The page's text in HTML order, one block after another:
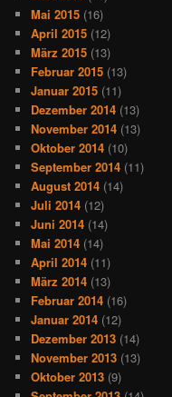
Mai 2015 (16)
April 2015 (12)
März 2015 (13)
Februar 2015 (13)
Januar 2015 (11)
Dezember 2014 (13)
November 2014 (13)
Oktober 2014 (10)
September 2014 (11)
August 2014 (14)
Juli 2014 (12)
Juni 2014 (14)
Mai 2014 (14)
April 2014 (11)
März 2014 (13)
Februar 2014 (16)
Januar 2014 (12)
Dezember 2013 (14)
November 2013 (13)
Oktober 2013 (9)